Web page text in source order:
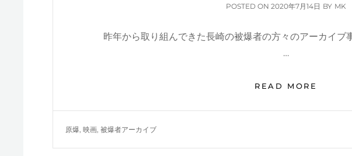
POSTED ON POSTED
2020年7月14日 BY MK
昨年から取り組んできた長崎の被爆者の方々のアーカイブ
…
READ MORE
原
爆
TAGS
原爆 ,映画 ,被爆者アーカイブ